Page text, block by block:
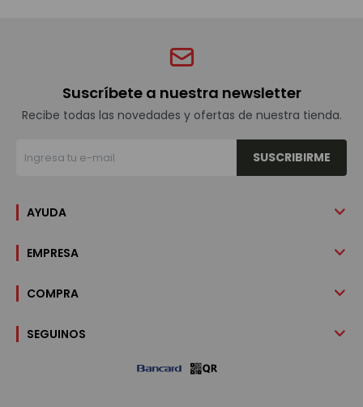
Suscríbete a nuestra newsletter
Recibe todas las novedades y ofertas de nuestra tienda.
SUSCRIBIRME
AYUDA
EMPRESA
COMPRA
SEGUINOS